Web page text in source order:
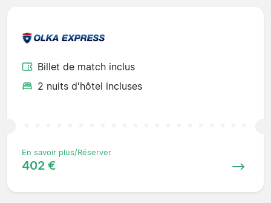
Billet de match inclus
2 nuits d'hôtel incluses
En savoir plus/Réserver
402 €